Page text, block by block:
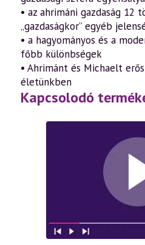
• az ahrimáni gazdaság 12
„gazdaságkor” egyéb
• a hagyományos és a
főbb különbségek
• Ahrimánt és Michaelt
életünkben
Kapcsolodó